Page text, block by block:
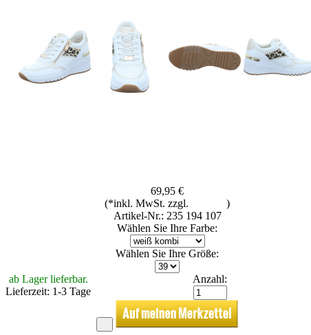
69,95 €
(*inkl. MwSt. zzgl.
)
Artikel-Nr.: 235 194 107
Wählen Sie Ihre Farbe:
Wählen Sie Ihre Größe:
ab Lager lieferbar.
Lieferzeit: 1-3 Tage
Anzahl: